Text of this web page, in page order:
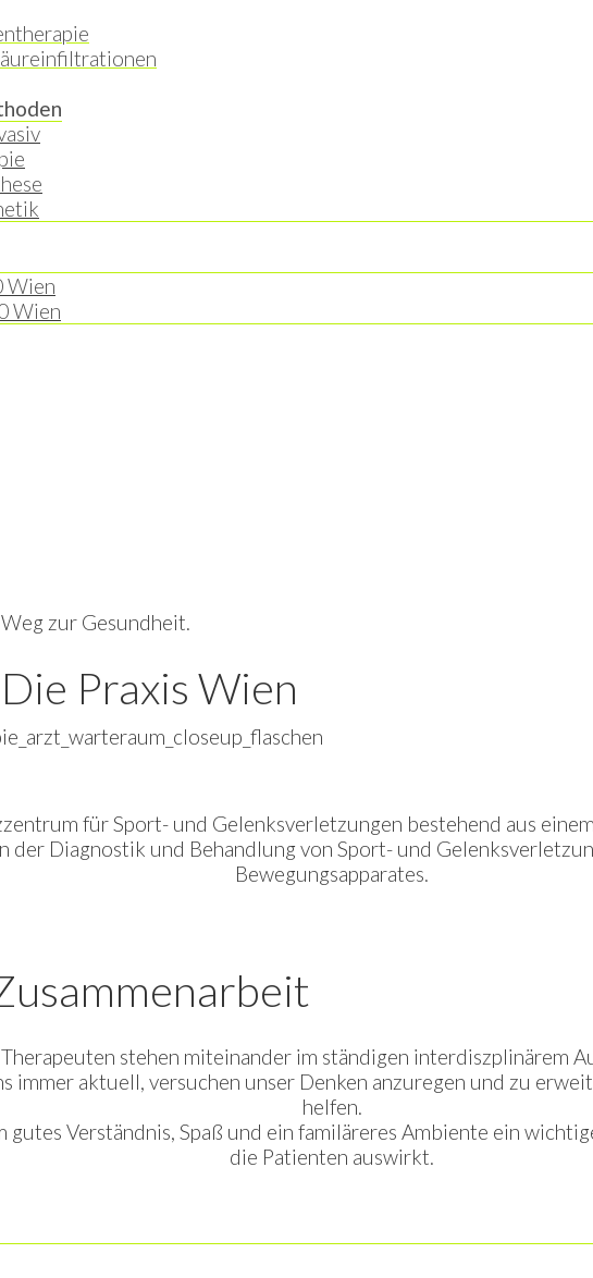
Wien
Wien
zur Gesundheit.
Die Praxis Wien
für Sport- und Gelenksverletzungen bestehend aus
der Diagnostik und Behandlung von Sport- und
Bewegungsapparates.
stehen miteinander im ständigen interdiszplinärem
immer aktuell, versuchen unser Denken anzuregen und zu
helfen.
gutes Verständnis, Spaß und ein familäreres Ambiente ein
die Patienten auswirkt.